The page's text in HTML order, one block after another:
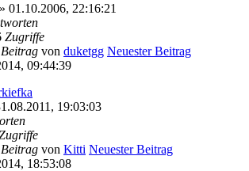
» 01.10.2006, 22:16:21
Zugriffe
von duketgg Neuester Beitrag
09:44:39
19:03:03
von Kitti Neuester Beitrag
18:53:08